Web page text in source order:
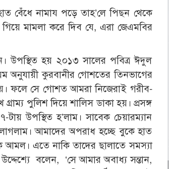
বেঁধে নামায পড়ে তাহ’লে পিছন থেকে
মামলা করে দিব যে, এরা জেএমবির
উপস্থিত হয় ২০১৩ সালের পবিত্র ঈদুল
অনুযায়ী কুরবানীর গোশতের তিনভাগের
ফলে সে গোশত আমরা নিজেরাই গরীব-
পুলিশ দিয়ে শালিস ডাকা হয়। প্রসঙ্গ
উপস্থিত হ’লাম। সাবেক চেয়ারম্যান
আমাদের অপরাধ হচ্ছে বুকে হাত
আমল। এতে নাকি তাদের ছালাতে সমস্যা
বলেন, ‘সে আমার অবাধ্য সন্তান,